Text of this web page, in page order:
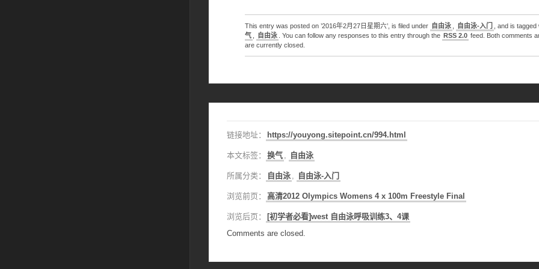
This entry was posted on ’2016年2月27日星期六’, is filed under 自由泳 自由泳-入门 , and is tagged
气
自由泳 . You can follow any responses to this entry through the RSS 2.0 feed. Both comments
are currently closed.
链接地址： https://youyong.sitepoint.cn/994.html
本文标签： 换气 , 自由泳
所属分类： 自由泳 , 自由泳-入门
浏览前页： 高清2012 Olympics Womens 4 x 100m Freestyle Final
浏览后页：
[‫初学者必看]west 自由泳呼吸训练3、4课
Comments are closed.